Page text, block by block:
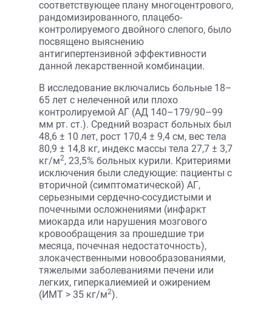
соответствующее плану многоцентрового,
рандомизированного, плацебо-
контролируемого двойного слепого, было
посвящено выяснению
антигипертензивной эффективности
данной лекарственной комбинации.
В исследование включались больные 18–
65 лет с нелеченной или плохо
контролируемой АГ (АД 140–179/90–99
мм рт. ст.). Средний возраст больных был
48,6 ± 10 лет, рост 170,4 ± 9,4 см, вес тела
80,9 ± 14,8 кг, индекс массы тела 27,7 ± 3,7
кг/м2, 23,5% больных курили. Критериями
исключения были следующие: пациенты с
вторичной (симптоматической) АГ,
серьезными сердечно-сосудистыми и
почечными осложнениями (инфаркт
миокарда или нарушения мозгового
кровообращения за прошедшие три
месяца, почечная недостаточность),
злокачественными новообразованиями,
тяжелыми заболеваниями печени или
легких, гиперкалиемией и ожирением
(ИМТ > 35 кг/м2).